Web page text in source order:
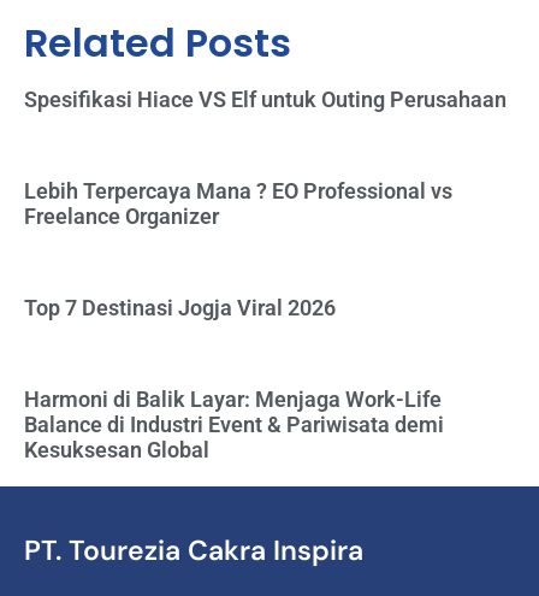
Related Posts
Spesifikasi Hiace VS Elf untuk Outing Perusahaan
Lebih Terpercaya Mana ? EO Professional vs
Freelance Organizer
Top 7 Destinasi Jogja Viral 2026
Harmoni di Balik Layar: Menjaga Work-Life
Balance di Industri Event & Pariwisata demi
Kesuksesan Global
PT. Tourezia Cakra Inspira